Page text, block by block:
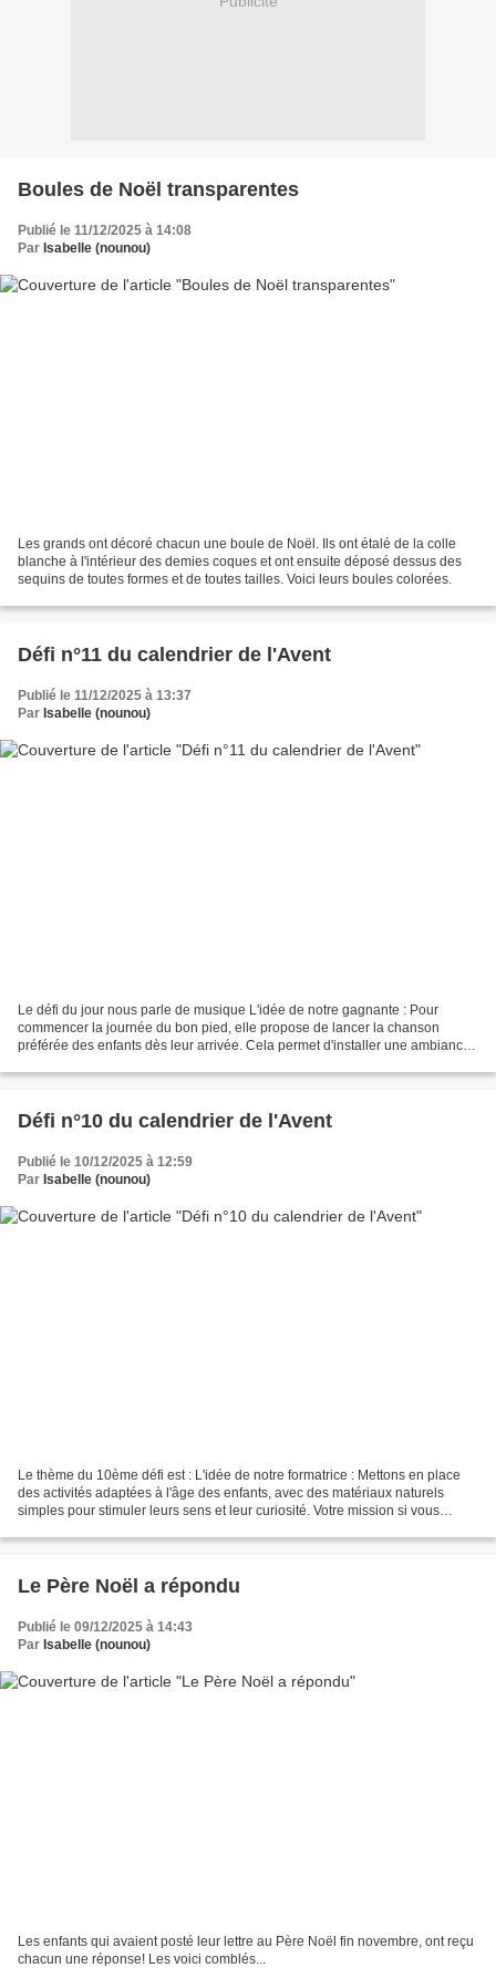
Boules de Noël transparentes
Publié le 11/12/2025 à 14:08
Par Isabelle (nounou)
Les grands ont décoré chacun une boule de Noël. Ils ont étalé de la colle
blanche à l'intérieur des demies coques et ont ensuite déposé dessus des
sequins de toutes formes et de toutes tailles. Voici leurs boules colorées.
Défi n°11 du calendrier de l'Avent
Publié le 11/12/2025 à 13:37
Par Isabelle (nounou)
Le défi du jour nous parle de musique L'idée de notre gagnante : Pour
commencer la journée du bon pied, elle propose de lancer la chanson
préférée des enfants dès leur arrivée. Cela permet d'installer une ambiance
Défi n°10 du calendrier de l'Avent
Publié le 10/12/2025 à 12:59
Par Isabelle (nounou)
Le thème du 10ème défi est : L'idée de notre formatrice : Mettons en place
des activités adaptées à l'âge des enfants, avec des matériaux naturels
simples pour stimuler leurs sens et leur curiosité. Votre mission si vous
Le Père Noël a répondu
Publié le 09/12/2025 à 14:43
Par Isabelle (nounou)
Les enfants qui avaient posté leur lettre au Père Noël fin novembre, ont reçu
chacun une réponse! Les voici comblés...